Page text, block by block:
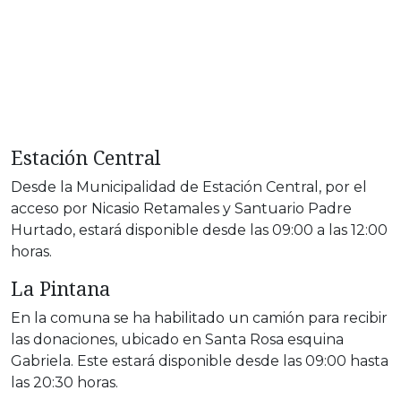
Estación Central
Desde la Municipalidad de Estación Central, por el
acceso por Nicasio Retamales y Santuario Padre
Hurtado, estará disponible desde las 09:00 a las 12:00
horas.
La Pintana
En la comuna se ha habilitado un camión para recibir
las donaciones, ubicado en Santa Rosa esquina
Gabriela. Este estará disponible desde las 09:00 hasta
las 20:30 horas.